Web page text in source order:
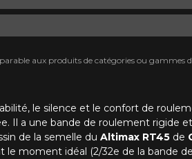
le silence et le confort de
Il a une bande de roulement rigide
de la semelle du Altimax RT45de
moment idéal (2/32e de la bande
aux produits de catégories ou gammes